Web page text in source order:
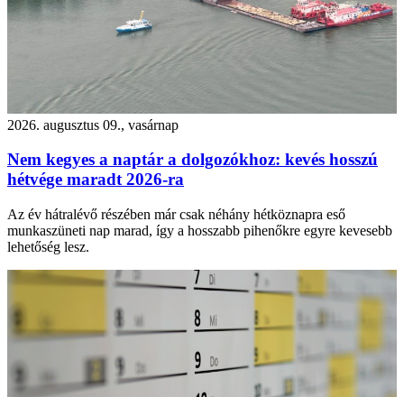
2026. augusztus 09., vasárnap
Nem kegyes a naptár a dolgozókhoz: kevés hosszú
hétvége maradt 2026-ra
Az év hátralévő részében már csak néhány hétköznapra eső
munkaszüneti nap marad, így a hosszabb pihenőkre egyre kevesebb
lehetőség lesz.